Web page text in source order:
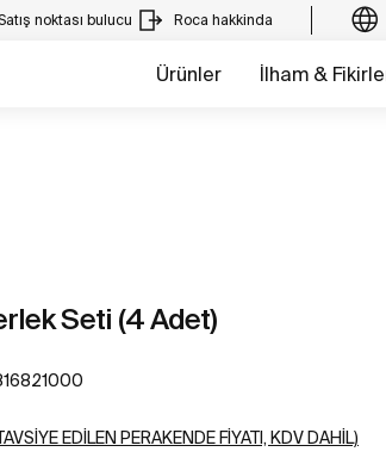
noktası bulucu Roca hakkinda
Ürünler İlham &
Seti (4 Adet)
EDILEN PERAKENDE FIYATI, KDV DAHIL)